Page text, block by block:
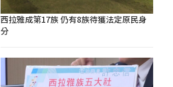
西拉雅成第17族 仍有8族待獲法定原民身
分